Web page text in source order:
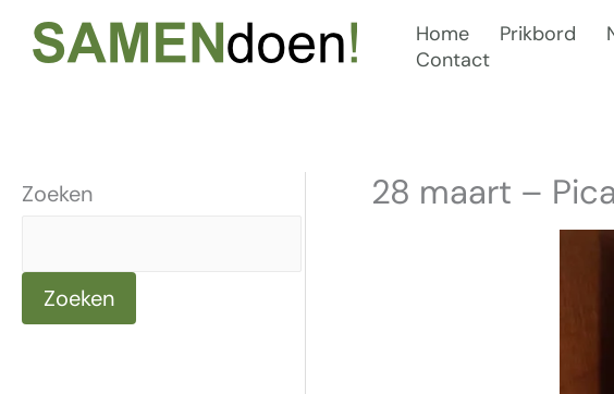
naar
Home Prikbord
Contact
Zoeken
Zoeken
28 maart –